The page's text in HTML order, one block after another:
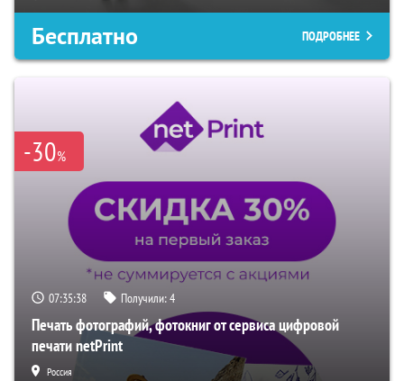
Бесплатно ПОДРОБНЕЕ
-30%
07:35:37 Получили:4
Печать фотографий, фотокниг от сервиса цифровой
печати netPrint
Россия